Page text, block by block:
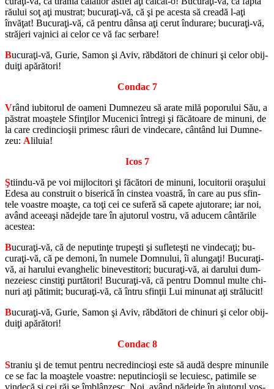
ră­u­lui soţ aţi mus­trat; bu­curaţi-vă, că şi pe acesta să cre­adă l-aţi
învăţat! Bu­curaţi-vă, că pen­tru dânsa aţi cerut în­du­rare; bu­curaţi-vă,
stră­jeri va­j­nici ai celor ce vă fac ser­bare!
Bucuraţi-vă, Gurie, Samon şi Aviv, răb­dă­tori de chi­nuri şi celor obij­
duiţi apă­ră­tori!
Con­dac 7
Vrând iu­bi­to­rul de oa­meni Dum­ne­zeu să arate milă po­po­ru­lui Său, a
păs­trat moaştele Sfinţilor Mu­ce­nici în­tregi şi fă­că­toare de mi­nuni, de
la care cre­din­cioşii pri­mesc râuri de vin­de­care, cântând lui Dum­ne­
zeu: Ali­luia!
Icos 7
Şti­indu-vă pe voi mij­lo­ci­tori şi fă­că­tori de mi­nuni, lo­cu­i­to­rii oraşului
Edesa au con­struit o bi­se­rică în cin­stea voas­tră, în care au pus sfin­
tele voas­tre moaşte, ca toţi cei ce su­feră să ca­pete aju­to­rare; iar noi,
având aceeaşi nă­dejde tare în aju­to­rul vos­tru, vă adu­cem cântă­rile
aces­tea:
Bucuraţi-vă, că de ne­pu­tinţe trupeşti şi su­fleteşti ne vin­decaţi; bu­
curaţi-vă, că pe de­moni, în nu­mele Dom­nu­lui, îi alungaţi! Bu­curaţi-
vă, ai ha­ru­lui evan­ghe­lic bi­ne­ves­ti­tori; bu­curaţi-vă, ai da­ru­lui dum­
ne­ze­iesc cin­stiţi pur­tă­tori! Bu­curaţi-vă, că pen­tru Dom­nul multe chi­
nuri aţi pă­ti­mit; bu­curaţi-vă, că întru sfinţii Lui mi­nu­nat aţi stră­lu­cit!
Bucuraţi-vă, Gurie, Samon şi Aviv, răb­dă­tori de chi­nuri şi celor obij­
duiţi apă­ră­tori!
Con­dac 8
Stra­niu şi de temut pen­tru ne­cre­din­cioşi este să audă des­pre mi­nu­nile
ce se fac la moaştele voas­tre: ne­pu­tin­cioşii se le­cu­iesc, pa­ti­mile se
vin­decă şi cei răi se îmblânzesc. Noi, având nă­dejde în aju­to­rul vos­